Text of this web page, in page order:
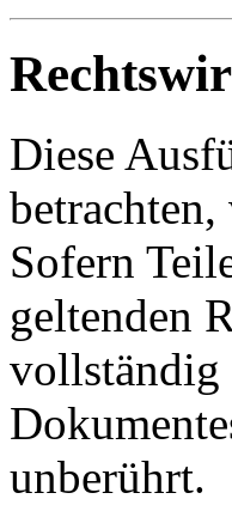
Diese
Sofern
geltenden
vollständig
unberührt.